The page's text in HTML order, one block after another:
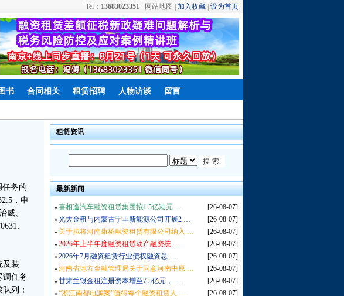
Tel： 13683023351 网站地图 | 加入收藏 设为首页
书 合同相关 租赁招聘 人物访谈 留言
务的
，申
威、
、
及装
调任务
列；
租赁资讯
最新新闻
[26-08-07]
喜相逢汽车融资租赁集团拟1.5亿港元 …
[26-08-07]
光大金租与内蒙古宁丰新能源公司开展2 …
[26-08-07]
关于拟将河南康桥融资租赁有限公司纳入 …
[26-08-07]
2026年上半年度融资租赁动产融资统 …
[26-08-07]
2026年7月融资租赁行业债权融资总 …
[26-08-07]
河南省地方金融管理局关于同意河南中原 …
[26-08-07]
甘肃兰银金租注册资本增至7.5亿元， …
[26-08-07]
“浙江南都电源案”值得每个融资租赁人 …